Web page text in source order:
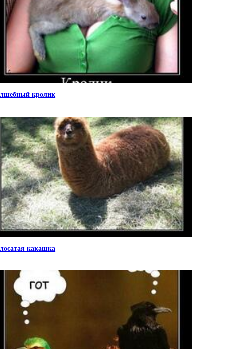
кролик
какашка